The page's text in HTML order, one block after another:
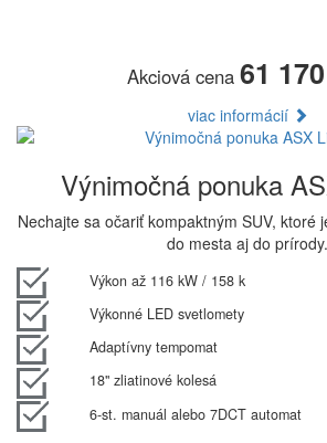
Akciová cena 61 170
viac informácií
Výnimočná ponuka
Nechajte sa očariť kompaktným SUV, ktoré
do mesta aj do prírody.
Výkon až 116 kW / 158 k
Výkonné LED svetlomety
Adaptívny tempomat
18" zliatinové kolesá
6-st. manuál alebo 7DCT automat